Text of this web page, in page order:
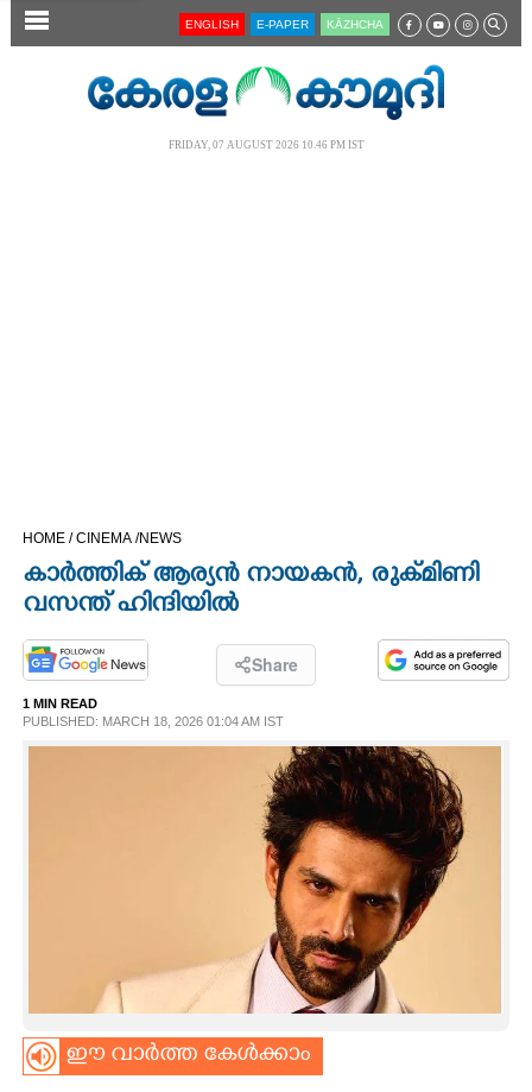
SECTIONS
ASTRO
ENGLISH E-PAPER KĀZHCHA
FRIDAY, 07 AUGUST 2026 10.46 PM IST
HOME /CINEMA /NEWS
കാർത്തിക് ആര്യൻ നായകൻ, രുക്മിണി
വസന്ത് ഹിന്ദിയിൽ
Share
1 MIN READ
PUBLISHED: MARCH 18, 2026 01:04 AM IST
ഈ വാർത്ത കേൾക്കാം